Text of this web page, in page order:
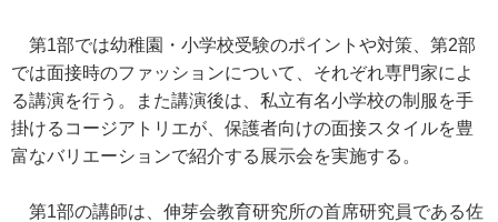
第1部では幼稚園・小学校受験のポイントや対策、第2部
では面接時のファッションについて、それぞれ専門家によ
る講演を行う。また講演後は、私立有名小学校の制服を手
掛けるコージアトリエが、保護者向けの面接スタイルを豊
富なバリエーションで紹介する展示会を実施する。
第1部の講師は、伸芽会教育研究所の首席研究員である佐